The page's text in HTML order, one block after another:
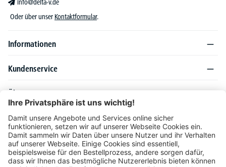
info@delta-v.de
Oder über unser Kontaktformular.
Informationen
Kundenservice
Über DELTA-V
Produktsortiment
Ratgeber